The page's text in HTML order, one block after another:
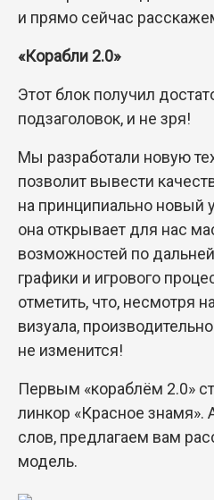
и прямо сейчас
«Корабли 2.0»
Этот блок получил
подзаголовок, и не зря!
Мы разработали новую
позволит вывести
на принципиально новый
она открывает для нас
возможностей по
графики и игрового
отметить, что, несмотря
визуала,
не изменится!
Первым «кораблём 2.0»
линкор «Красное знамя».
слов, предлагаем вам
модель.